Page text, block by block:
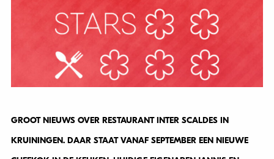
GROOT NIEUWS OVER RESTAURANT INTER SCALDES IN
KRUININGEN. DAAR STAAT VANAF SEPTEMBER EEN NIEUWE